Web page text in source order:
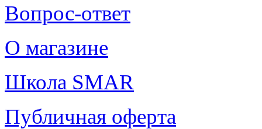
Вопрос-ответ
О магазине
Школа SMAR
Публичная оферта